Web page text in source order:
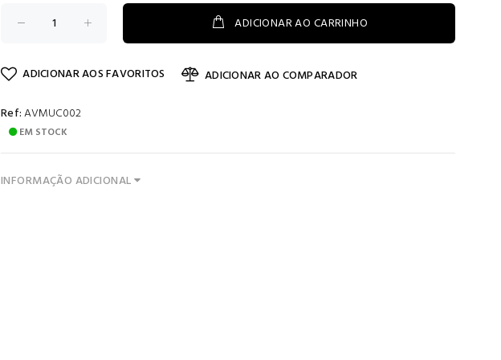
ADICIONAR AO CARRINHO
ADICIONAR AOS FAVORITOS ADICIONAR AO COMPARADOR
Ref:AVMUC002
EM STOCK
INFORMAÇÃO ADICIONAL